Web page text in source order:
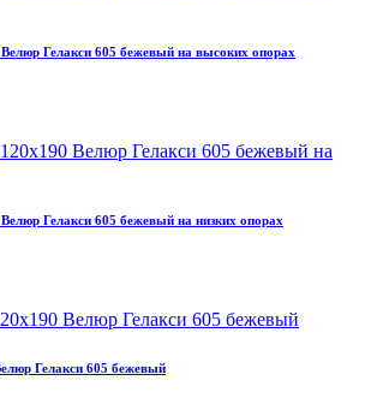
Гелакси 605 бежевый на высоких опорах
Гелакси 605 бежевый на низких опорах
Гелакси 605 бежевый